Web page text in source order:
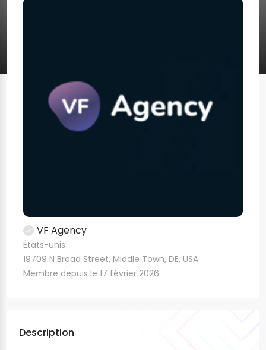
VF Agency
États-unis
19709 N Broad Street, Middle Town, DE, USA
Membre depuis le 17 février 2026
Description